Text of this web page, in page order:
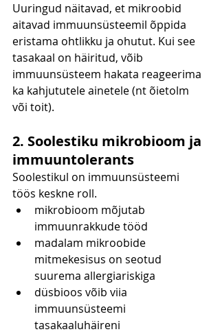
Uuringud näitavad, et mikroobid
aitavad immuunsüsteemil õppida
eristama ohtlikku ja ohutut. Kui see
tasakaal on häiritud, võib
immuunsüsteem hakata reageerima
ka kahjututele ainetele (nt õietolm
või toit).
2. Soolestiku mikrobioom ja
immuuntolerants
Soolestikul on immuunsüsteemi
töös keskne roll.
mikrobioom mõjutab
immuunrakkude tööd
madalam mikroobide
mitmekesisus on seotud
suurema allergiariskiga
düsbioos võib viia
immuunsüsteemi
tasakaaluhäireni